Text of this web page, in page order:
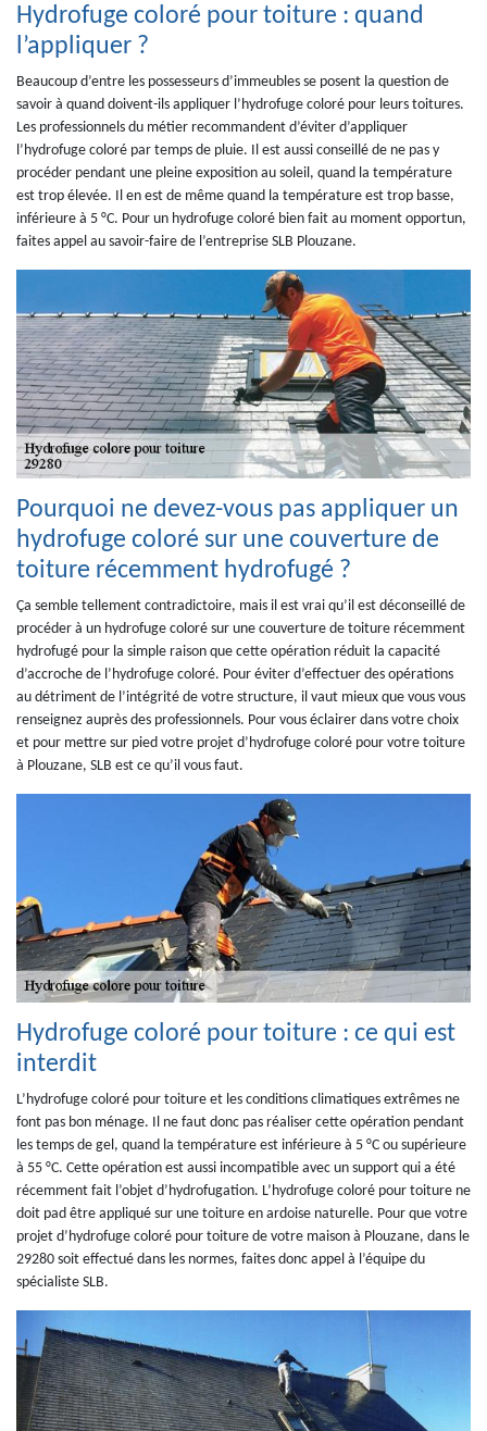
Hydrofuge coloré pour toiture : quand
l’appliquer ?
Beaucoup d’entre les possesseurs d’immeubles se posent la question de
savoir à quand doivent-ils appliquer l’hydrofuge coloré pour leurs toitures.
Les professionnels du métier recommandent d’éviter d’appliquer
l’hydrofuge coloré par temps de pluie. Il est aussi conseillé de ne pas y
procéder pendant une pleine exposition au soleil, quand la température
est trop élevée. Il en est de même quand la température est trop basse,
inférieure à 5 °C. Pour un hydrofuge coloré bien fait au moment opportun,
faites appel au savoir-faire de l’entreprise SLB Plouzane.
Pourquoi ne devez-vous pas appliquer un
hydrofuge coloré sur une couverture de
toiture récemment hydrofugé ?
Ça semble tellement contradictoire, mais il est vrai qu’il est déconseillé de
procéder à un hydrofuge coloré sur une couverture de toiture récemment
hydrofugé pour la simple raison que cette opération réduit la capacité
d’accroche de l’hydrofuge coloré. Pour éviter d’effectuer des opérations
au détriment de l’intégrité de votre structure, il vaut mieux que vous vous
renseignez auprès des professionnels. Pour vous éclairer dans votre choix
et pour mettre sur pied votre projet d’hydrofuge coloré pour votre toiture
à Plouzane, SLB est ce qu’il vous faut.
Hydrofuge coloré pour toiture : ce qui est
interdit
L’hydrofuge coloré pour toiture et les conditions climatiques extrêmes ne
font pas bon ménage. Il ne faut donc pas réaliser cette opération pendant
les temps de gel, quand la température est inférieure à 5 °C ou supérieure
à 55 °C. Cette opération est aussi incompatible avec un support qui a été
récemment fait l’objet d’hydrofugation. L’hydrofuge coloré pour toiture ne
doit pad être appliqué sur une toiture en ardoise naturelle. Pour que votre
projet d’hydrofuge coloré pour toiture de votre maison à Plouzane, dans le
29280 soit effectué dans les normes, faites donc appel à l’équipe du
spécialiste SLB.